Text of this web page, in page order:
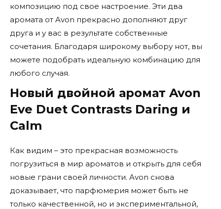
композицию под свое настроение. Эти два
аромата от Avon прекрасно дополняют друг
друга и у вас в результате собственные
сочетания. Благодаря широкому выбору нот, вы
можете подобрать идеальную комбинацию для
любого случая.
Новый двойной аромат Avon
Eve Duet Contrasts Daring и
Calm
Как видим – это прекрасная возможность
погрузиться в мир ароматов и открыть для себя
новые грани своей личности. Avon снова
доказывает, что парфюмерия может быть не
только качественной, но и экспериментальной,